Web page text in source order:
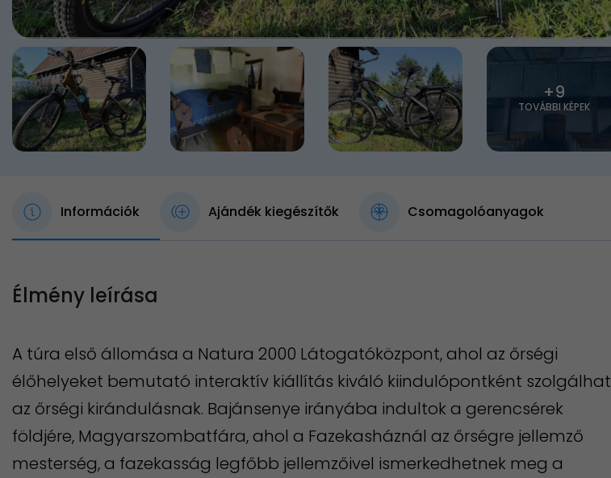
+9
TOVÁBBI KÉPEK
Információk Ajándék kiegészítők Csomagolóanyagok
Élmény leírása
A túra első állomása a Natura 2000 Látogatóközpont, ahol az őrségi
élőhelyeket bemutató interaktív kiállítás kiváló kiindulópontként szolgálhat
az őrségi kirándulásnak. Bajánsenye irányába indultok a gerencsérek
földjére, Magyarszombatfára, ahol a Fazekasháznál az őrségre jellemző
mesterség, a fazekasság legfőbb jellemzőivel ismerkedhetnek meg a